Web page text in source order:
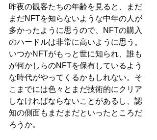
昨夜の観客たちの年齢を見ると、まだ
まだNFTを知らないような中年の人が
多かったように思うので、NFTの購入
のハードルは非常に高いように思う。
いつかNFTがもっと世に知られ、誰も
が何かしらのNFTを保有しているよう
な時代がやってくるかもしれない。そ
こまでには色々とまだ技術的にクリア
しなければならないことがあるし、認
知の側面もまだまだといったところだ
ろうか。